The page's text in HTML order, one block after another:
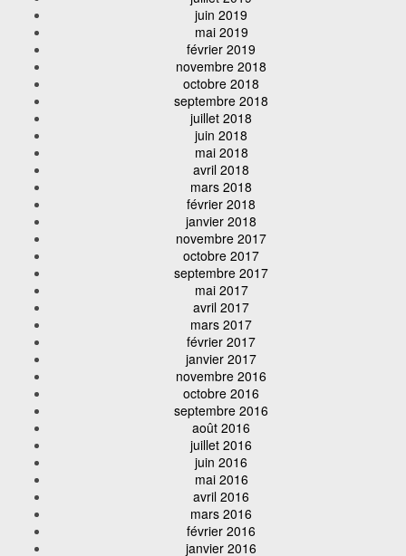
juin 2019
mai 2019
février 2019
novembre 2018
octobre 2018
septembre 2018
juillet 2018
juin 2018
mai 2018
avril 2018
mars 2018
février 2018
janvier 2018
novembre 2017
octobre 2017
septembre 2017
mai 2017
avril 2017
mars 2017
février 2017
janvier 2017
novembre 2016
octobre 2016
septembre 2016
août 2016
juillet 2016
juin 2016
mai 2016
avril 2016
mars 2016
février 2016
janvier 2016